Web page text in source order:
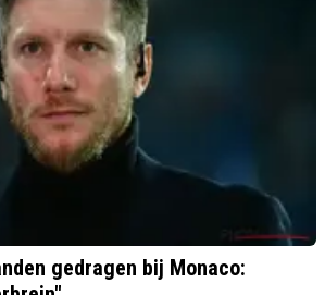
gedragen bij Monaco: